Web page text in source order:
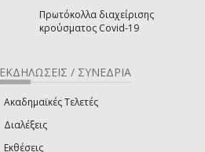
Πρωτόκολλα διαχείρισης
κρούσματος Covid-19
ΕΚΔΗΛΏΣΕΙΣ / ΣΥΝΈΔΡΙΑ
Ακαδημαϊκές Τελετές
Διαλέξεις
Εκθέσεις